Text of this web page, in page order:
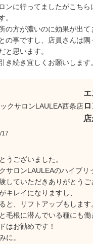
ンに行ってましたがこち
。
の方が濃いのに効果が出て
の事ですし、店員さんは
と思います。
き続き宜しくお願いします。
17
うございました。
サロンLAULEAのハイブリ
していただきありがとうご
キレイになりますし、
と、リフトアップもします
毛根に潜んでいる種にも働
はお勧めです！
に。